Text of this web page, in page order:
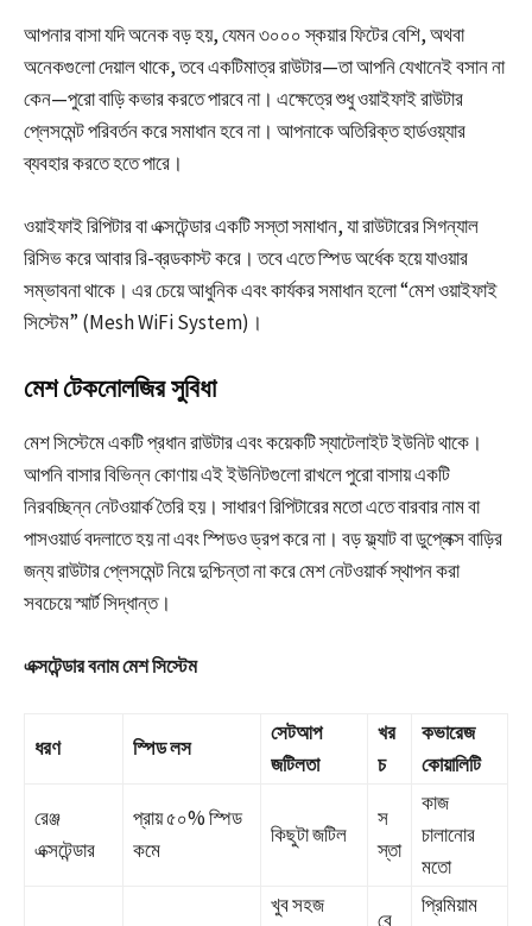
আপনার বাসা যদি অনেক বড় হয়, যেমন ৩০০০ স্কয়ার ফিটের বেশি, অথবা
অনেকগুলো দেয়াল থাকে, তবে একটিমাত্র রাউটার—তা আপনি যেখানেই বসান না
কেন—পুরো বাড়ি কভার করতে পারবে না। এক্ষেত্রে শুধু ওয়াইফাই রাউটার
প্লেসমেন্ট পরিবর্তন করে সমাধান হবে না। আপনাকে অতিরিক্ত হার্ডওয়্যার
ব্যবহার করতে হতে পারে।
ওয়াইফাই রিপিটার বা এক্সটেন্ডার একটি সস্তা সমাধান, যা রাউটারের সিগন্যাল
রিসিভ করে আবার রি-ব্রডকাস্ট করে। তবে এতে স্পিড অর্ধেক হয়ে যাওয়ার
সম্ভাবনা থাকে। এর চেয়ে আধুনিক এবং কার্যকর সমাধান হলো “মেশ ওয়াইফাই
সিস্টেম” (Mesh WiFi System)।
মেশ টেকনোলজির সুবিধা
মেশ সিস্টেমে একটি প্রধান রাউটার এবং কয়েকটি স্যাটেলাইট ইউনিট থাকে।
আপনি বাসার বিভিন্ন কোণায় এই ইউনিটগুলো রাখলে পুরো বাসায় একটি
নিরবচ্ছিন্ন নেটওয়ার্ক তৈরি হয়। সাধারণ রিপিটারের মতো এতে বারবার নাম বা
পাসওয়ার্ড বদলাতে হয় না এবং স্পিডও ড্রপ করে না। বড় ফ্ল্যাট বা ডুপ্লেক্স বাড়ির
জন্য রাউটার প্লেসমেন্ট নিয়ে দুশ্চিন্তা না করে মেশ নেটওয়ার্ক স্থাপন করা
সবচেয়ে স্মার্ট সিদ্ধান্ত।
এক্সটেন্ডার বনাম মেশ সিস্টেম
ধরণ স্পিড লস
সেটআপ
জটিলতা
খর
চ
কভারেজ
কোয়ালিটি
রেঞ্জ
এক্সটেন্ডার
প্রায় ৫০% স্পিড
কমে
কিছুটা জটিল
স
স্তা
কাজ
চালানোর
মতো
খুব সহজ
বে
প্রিমিয়াম